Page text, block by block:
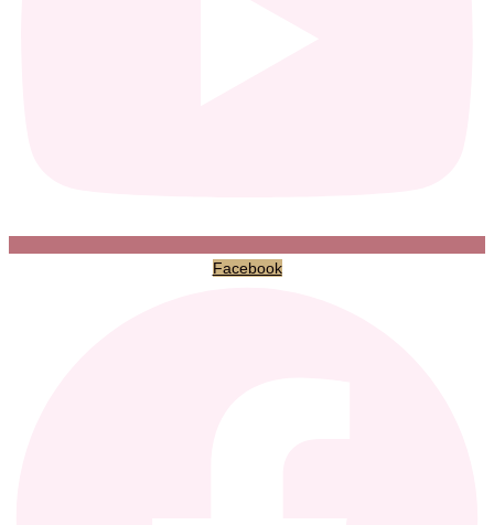
Facebook